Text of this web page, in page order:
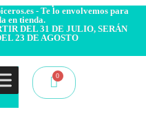
- Te lo envolvemos para
en tienda.
DEL 31 DE JULIO, SERÁN
23 DE AGOSTO